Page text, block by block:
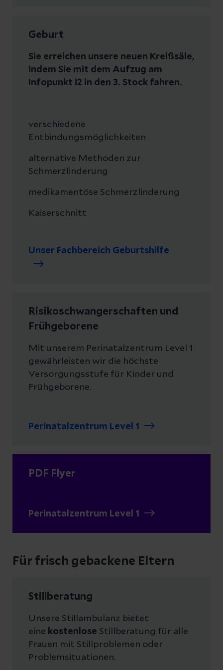
Geburt
Sie erreichen unsere neuen Kreißsäle,
indem Sie mit dem Aufzug am
Infopunkt i2 in den 3. Stock fahren.
verschiedene
Entbindungsmöglichkeiten
alternative Methoden zur
Schmerzlinderung
medikamentöse Schmerzlinderung
Kaiserschnitt
Unser Fachbereich Geburtshilfe
Risikoschwangerschaften und
Frühgeborene
Mit unserem Perinatalzentrum Level 1
gewährleisten wir die höchste
Versorgungsstufe für Kinder und
Frühgeborene.
Perinatalzentrum Level 1
PDF Flyer
Perinatalzentrum Level 1
Für frisch gebackene Eltern
Stillberatung
Unsere Stillambulanz bietet
eine kostenlose Stillberatung für alle
Frauen mit Stillproblemen oder
Problemsituationen.